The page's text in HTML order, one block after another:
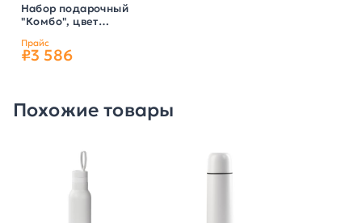
Набор подарочный
"Комбо", цвет
Прайс
₽3 586
Похожие товары